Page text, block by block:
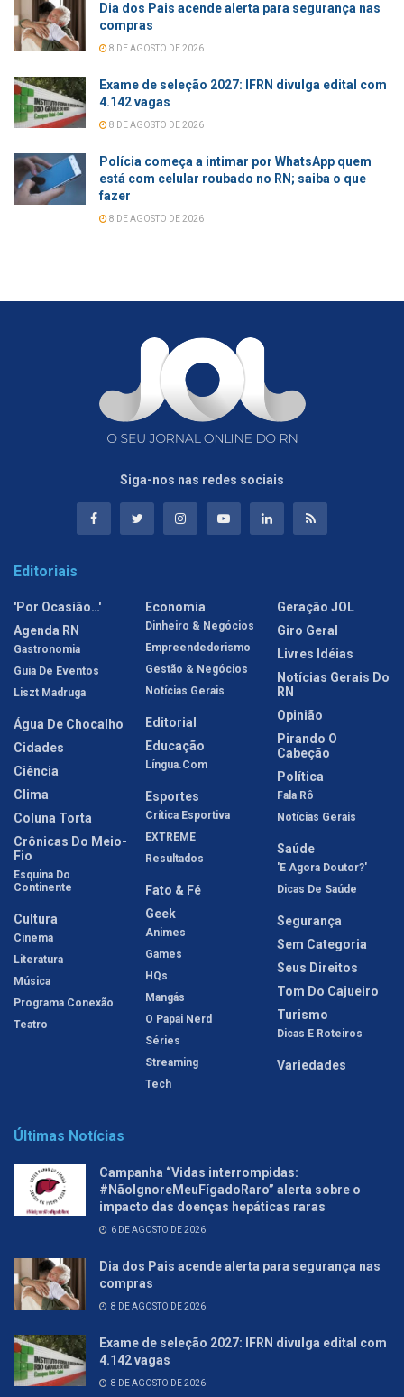
Dia dos Pais acende alerta para segurança nas
compras
8 DE AGOSTO DE 2026
Exame de seleção 2027: IFRN divulga edital com
4.142 vagas
8 DE AGOSTO DE 2026
Polícia começa a intimar por WhatsApp quem
está com celular roubado no RN; saiba o que
fazer
8 DE AGOSTO DE 2026
Siga-nos nas redes sociais
Editoriais
'Por Ocasião…'
Agenda RN
Gastronomia
Guia De Eventos
Liszt Madruga
Água De Chocalho
Cidades
Ciência
Clima
Coluna Torta
Crônicas Do Meio-
Fio
Esquina Do
Continente
Cultura
Cinema
Literatura
Música
Programa Conexão
Teatro
Economia
Dinheiro & Negócios
Empreendedorismo
Gestão & Negócios
Notícias Gerais
Editorial
Educação
Língua.com
Esportes
Crítica Esportiva
EXTREME
Resultados
Fato & Fé
Geek
Animes
Games
HQs
Mangás
O Papai Nerd
Séries
Streaming
Tech
Geração JOL
Giro Geral
Livres Idéias
Notícias Gerais Do
RN
Opinião
Pirando O
Cabeção
Política
Fala Rô
Notícias Gerais
Saúde
'E Agora Doutor?'
Dicas De Saúde
Segurança
Sem Categoria
Seus Direitos
Tom Do Cajueiro
Turismo
Dicas E Roteiros
Variedades
Últimas Notícias
Campanha “Vidas interrompidas:
#NãoIgnoreMeuFígadoRaro” alerta sobre o
impacto das doenças hepáticas raras
6 DE AGOSTO DE 2026
Dia dos Pais acende alerta para segurança nas
compras
8 DE AGOSTO DE 2026
Exame de seleção 2027: IFRN divulga edital com
4.142 vagas
8 DE AGOSTO DE 2026